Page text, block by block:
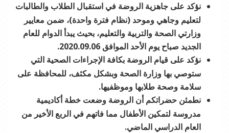
نؤكد على جاهزية الروضة في استقبال الطلاب والطالبات
لتعليم وجاهي وموحد (نظام فترة واحدة)، ضمن معايير
وزارتي الصحة والتربية والتعليم، بحيث يبدأ الدوام للعام
الجديد صباح يوم الأحد الموافق 2020.09.06.
نؤكد على قيام الروضة بكافة الإجراءات الصحية التي
ستوصي بها وزارة الصحة وبشكل مكثف، للمحافظة على
سلامة وصحة طلابها وموظفيها.
نطمئن حضراتكم أن الروضة وضعت خطة أكاديمية
مدروسة لتمكين الأطفال مما فاتهم في الربع الأخير من
العام الدراسي الماضي.